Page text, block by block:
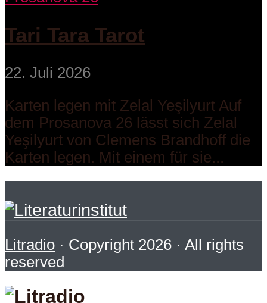
Tari Tara Tarot
22. Juli 2026
Karten legen mit Zelal Yeşilyurt Auf
dem Prosanova 26 lässt sich Zelal
Yeşilyurt von Clemens Brandhoff die
Karten legen. Mit einem für sie...
Litradio · Copyright 2026 · All rights
reserved